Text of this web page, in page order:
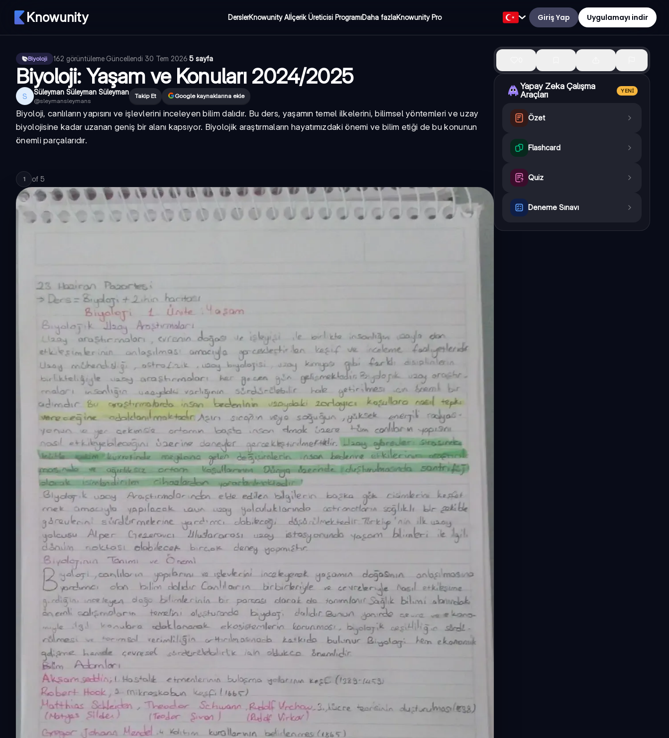
Knowunity DerslerKnowunity AIİçerik Üreticisi ProgramıDaha fazlaKnowunity Pro Giriş Yap Uygulamayı indir
Biyoloji 162 görüntüleme·Güncellendi 30 Tem 2026·5 sayfa
Biyoloji: Yaşam ve Konuları 2024/2025
S Süleyman Süleyman Süleyman
@sleymansleymans
Takip Et Google kaynaklarına ekle
Biyoloji, canlıların yapısını ve işlevlerini inceleyen bilim dalıdır. Bu ders, yaşamın temel ilkelerini, bilimsel yöntemleri ve uzay
biyolojisine kadar uzanan geniş bir alanı kapsıyor. Biyolojik araştırmaların hayatımızdaki önemi ve bilim etiği de bu konunun
önemli parçalarıdır.
1 of 5
Yapay Zeka Çalışma
Araçları
YENI
Özet
Flashcard
Quiz
Deneme Sınavı